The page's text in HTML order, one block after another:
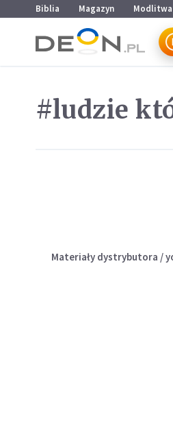
Przejdź do menu głównego
Przejdź do treści
Biblia Magazyn
#ludzie
Materiały dystrybutora /